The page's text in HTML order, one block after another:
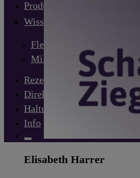
Produkte
Wissenswertes
Fleisch
Milch
Rezepte
Direktvermarkter
Haltung
Info
Elisabeth Harrer